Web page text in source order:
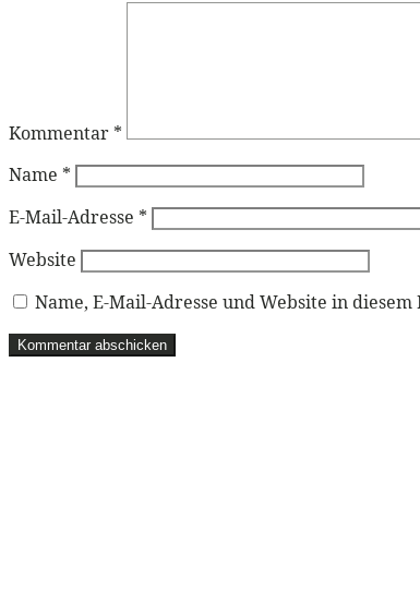
Kommentar *
Name *
E-Mail-Adresse *
Website
Name, E-Mail-Adresse und Website in